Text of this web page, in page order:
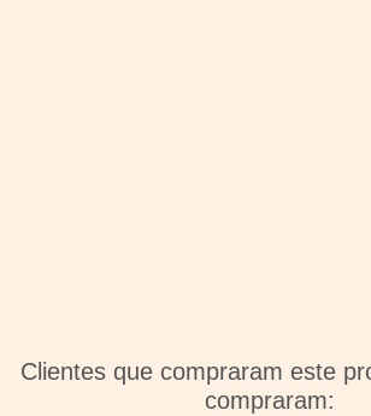
Clientes que compraram este
compraram: